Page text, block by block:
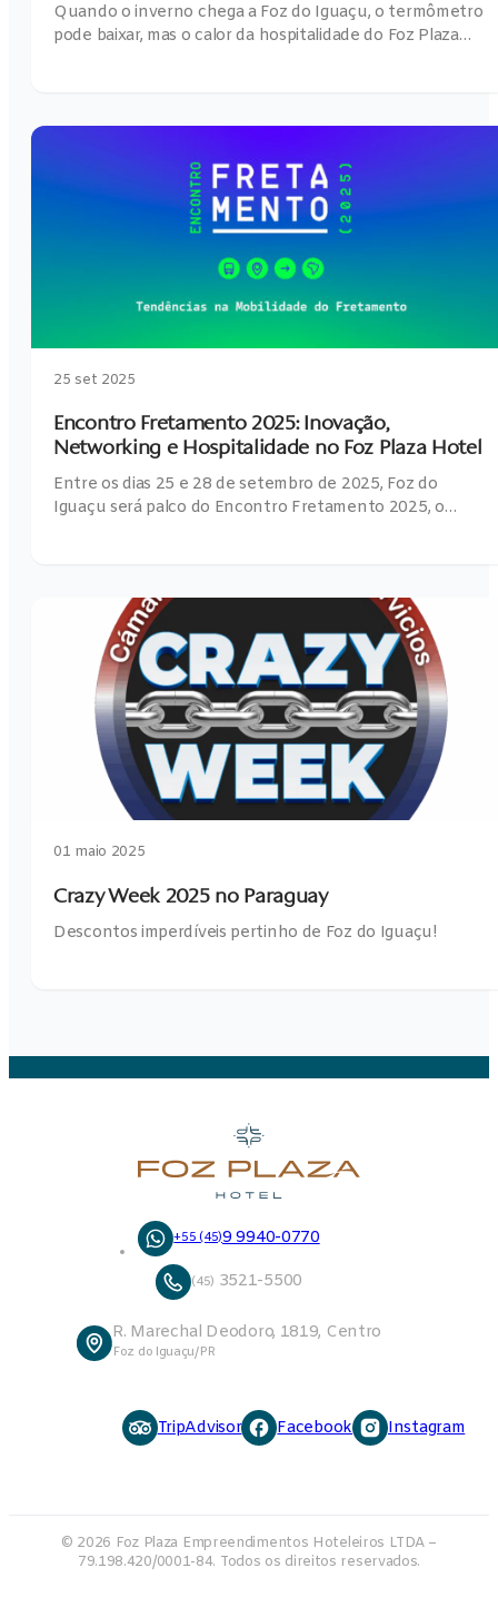
Quando o inverno chega a Foz do Iguaçu, o termômetro
pode baixar, mas o calor da hospitalidade do Foz Plaza…
25 set 2025
Encontro Fretamento 2025: Inovação,
Networking e Hospitalidade no Foz Plaza Hotel
Entre os dias 25 e 28 de setembro de 2025, Foz do
Iguaçu será palco do Encontro Fretamento 2025, o…
01 maio 2025
Crazy Week 2025 no Paraguay
Descontos imperdíveis pertinho de Foz do Iguaçu!
+55 (45)9 9940-0770
(45) 3521-5500
R. Marechal Deodoro, 1819, Centro
Foz do Iguaçu/PR
TripAdvisor Facebook Instagram
© 2026 Foz Plaza Empreendimentos Hoteleiros LTDA –
79.198.420/0001-84. Todos os direitos reservados.